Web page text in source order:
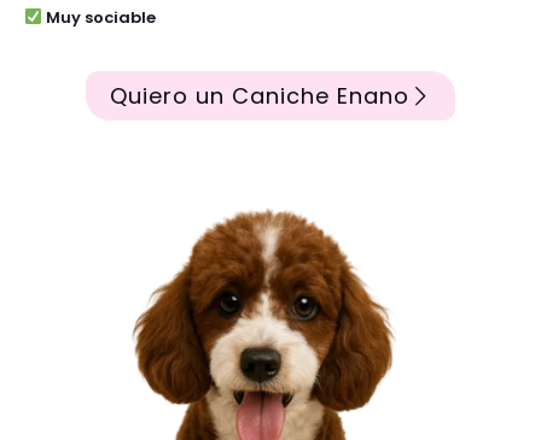
Muy sociable
Quiero un Caniche Enano